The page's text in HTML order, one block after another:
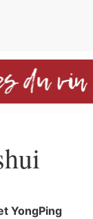
YongPing